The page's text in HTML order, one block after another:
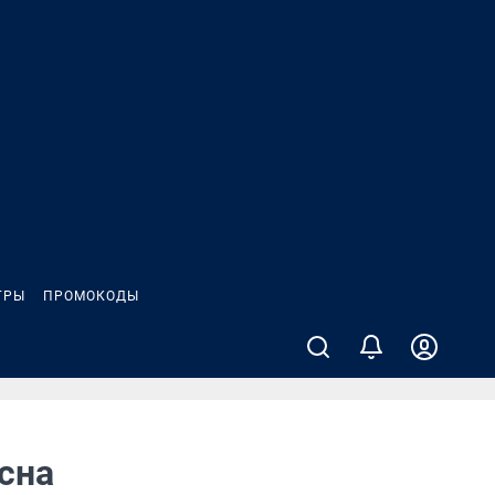
ПРОМОКОДЫ